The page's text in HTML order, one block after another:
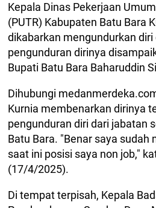
Kepala Dinas Pekerjaan
(PUTR) Kabupaten Batu Bara
dikabarkan mengundurkan
pengunduran dirinya
Bupati Batu Bara Baharuddin
Dihubungi
Kurnia membenarkan dirinya
pengunduran diri dari jabatan
Batu Bara. "Benar saya sudah
saat ini posisi saya non job,"
(17/4/2025).
Di tempat terpisah, Kepala